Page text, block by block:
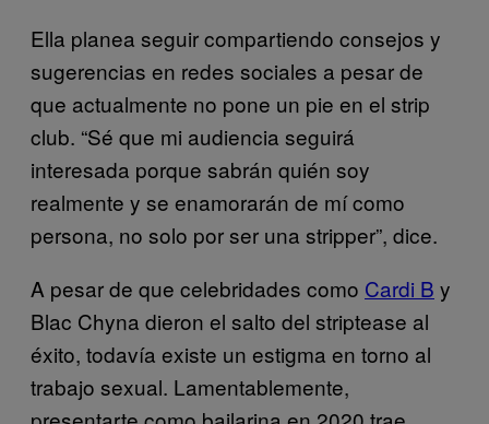
Ella planea seguir compartiendo consejos y
sugerencias en redes sociales a pesar de
que actualmente no pone un pie en el strip
club. “Sé que mi audiencia seguirá
interesada porque sabrán quién soy
realmente y se enamorarán de mí como
persona, no solo por ser una stripper”, dice.
A pesar de que celebridades como Cardi B y
Blac Chyna dieron el salto del striptease al
éxito, todavía existe un estigma en torno al
trabajo sexual. Lamentablemente,